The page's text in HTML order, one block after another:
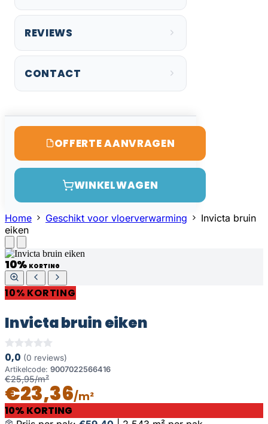
REVIEWS
CONTACT
OFFERTE AANVRAGEN
WINKELWAGEN
Home Geschikt voor vloerverwarming
Invicta bruin
eiken
10% KORTING
10% KORTING
Invicta bruin eiken
0,0 (0 reviews)
Artikelcode: 9007022566416
€25,95/m²
€23,36/m²
10% KORTING